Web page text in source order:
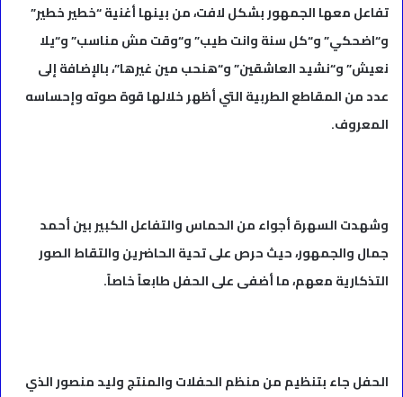
تفاعل معها الجمهور بشكل لافت، من بينها أغنية “خطير خطير”
و“اضحكي” و“كل سنة وانت طيب” و“وقت مش مناسب” و“يلا
نعيش” و“نشيد العاشقين” و“هنحب مين غيرها”، بالإضافة إلى
عدد من المقاطع الطربية التي أظهر خلالها قوة صوته وإحساسه
المعروف.
وشهدت السهرة أجواء من الحماس والتفاعل الكبير بين أحمد
جمال والجمهور، حيث حرص على تحية الحاضرين والتقاط الصور
التذكارية معهم، ما أضفى على الحفل طابعاً خاصاً.
الحفل جاء بتنظيم من منظم الحفلات والمنتج وليد منصور الذي